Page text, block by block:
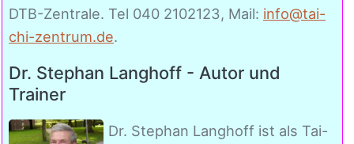
DTB-Zentrale. Tel 040 2102123, Mail: info@tai-
chi-zentrum.de.
Dr. Stephan Langhoff - Autor und
Trainer
Dr. Stephan Langhoff ist als Tai-